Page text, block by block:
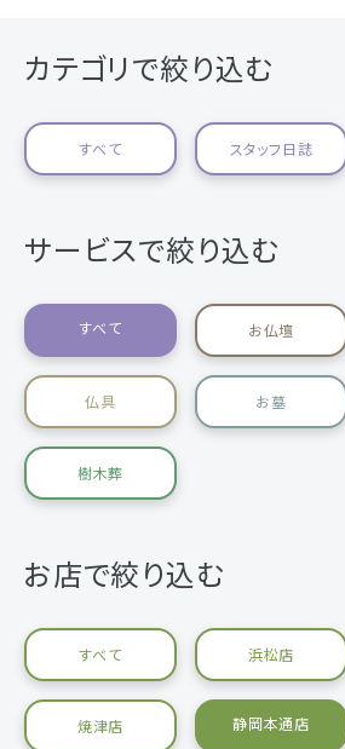
カテゴリで絞り込む
すべて スタッフ日誌
サービスで絞り込む
すべて お仏壇
仏具 お墓
樹木葬
お店で絞り込む
すべて 浜松店
焼津店 静岡本通店